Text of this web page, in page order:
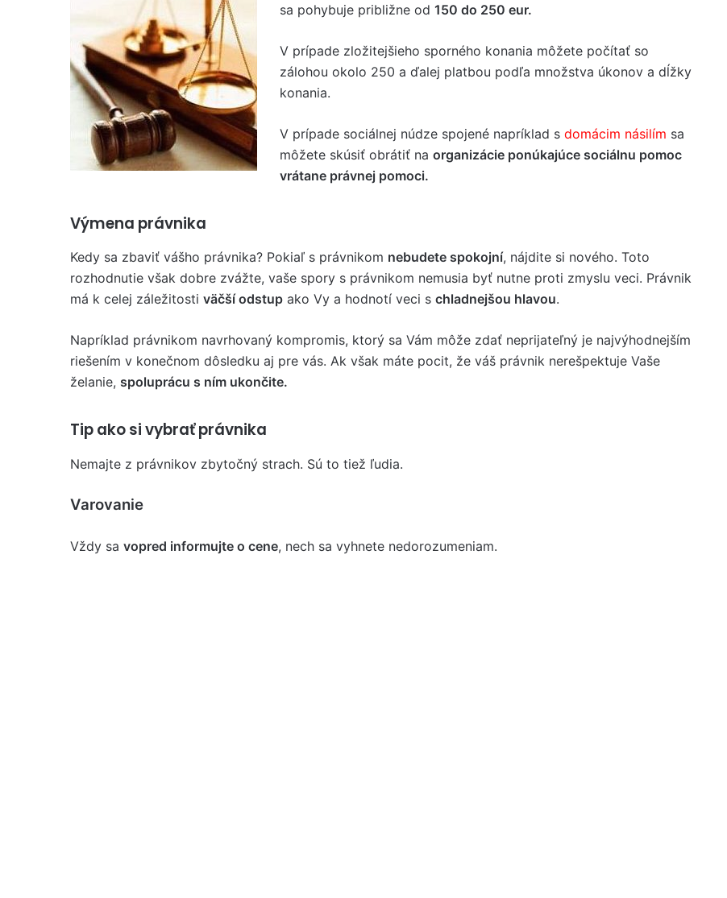
sa pohybuje približne od 150 do 250 eur.
V prípade zložitejšieho sporného konania môžete počítať so
zálohou okolo 250 a ďalej platbou podľa množstva úkonov a dĺžky
konania.
V prípade sociálnej núdze spojené napríklad s domácim násilím sa
môžete skúsiť obrátiť na organizácie ponúkajúce sociálnu pomoc
vrátane právnej pomoci.
Výmena právnika
Kedy sa zbaviť vášho právnika? Pokiaľ s právnikom nebudete spokojní, nájdite si nového. Toto
rozhodnutie však dobre zvážte, vaše spory s právnikom nemusia byť nutne proti zmyslu veci. Právnik
má k celej záležitosti väčší odstup ako Vy a hodnotí veci s chladnejšou hlavou.
Napríklad právnikom navrhovaný kompromis, ktorý sa Vám môže zdať neprijateľný je najvýhodnejším
riešením v konečnom dôsledku aj pre vás. Ak však máte pocit, že váš právnik nerešpektuje Vaše
želanie, spoluprácu s ním ukončite.
Tip ako si vybrať právnika
Nemajte z právnikov zbytočný strach. Sú to tiež ľudia.
Varovanie
Vždy sa vopred informujte o cene, nech sa vyhnete nedorozumeniam.